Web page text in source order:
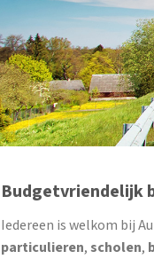
Budgetvriendelijk
Iedereen is welkom bij
particulieren,scholen,